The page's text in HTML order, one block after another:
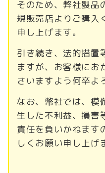
そのため、弊社製品
規販売店よりご購入
申し上げます。
引き続き、法的措置
ますが、お客様にお
さいますよう何卒よ
なお、幣社では、模
生した不利益、損害
責任を負いかねます
しくお願い申し上げ